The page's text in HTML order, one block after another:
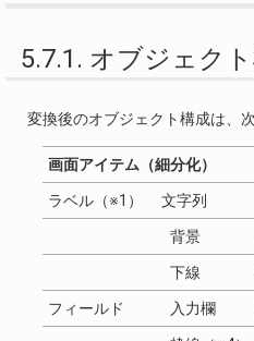
5.7.1. オブジェク
変換後のオブジェクト構成は、
画面アイテム（細分化）
ラベル（※1） 文字列
背景
下線
フィールド 入力欄